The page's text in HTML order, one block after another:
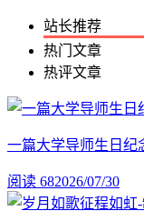
站长推荐
热门文章
热评文章
一篇大学导师生日纪
阅读 682026/07/30